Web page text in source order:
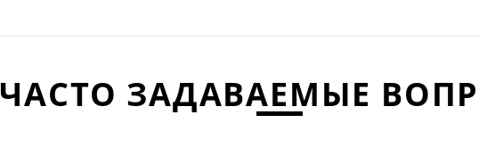
ЧАСТО ЗАДАВАЕМЫЕ